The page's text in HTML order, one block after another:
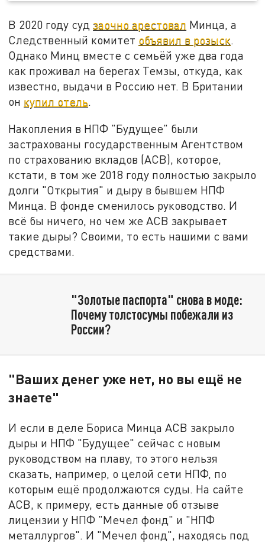
В 2020 году судзаочно арестовал Минца, а
Следственный комитет объявил в розыск.
Однако Минц вместе с семьёй уже два года
как проживал на берегах Темзы, откуда, как
известно, выдачи в Россию нет. В Британии
он купил отель.
Накопления в НПФ "Будущее" были
застрахованы государственным Агентством
по страхованию вкладов (АСВ), которое,
кстати, в том же 2018 году полностью закрыло
долги "Открытия" и дыру в бывшем НПФ
Минца. В фонде сменилось руководство. И
всё бы ничего, но чем же АСВ закрывает
такие дыры? Своими, то есть нашими с вами
средствами.
"Золотые паспорта" снова в моде:
Почему толстосумы побежали из
России?
"Ваших денег уже нет, но вы ещё не
знаете"
И если в деле Бориса Минца АСВ закрыло
дыры и НПФ "Будущее" сейчас с новым
руководством на плаву, то этого нельзя
сказать, например, о целой сети НПФ, по
которым ещё продолжаются суды. На сайте
АСВ, к примеру, есть данные об отзыве
лицензии у НПФ "Мечел фонд" и "НПФ
металлургов". И "Мечел фонд", находясь под